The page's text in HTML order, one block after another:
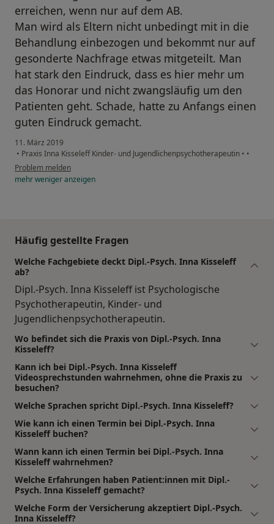
erreichen, wenn nur auf dem AB.
Man wird als Eltern nicht unbedingt mit in die
Behandlung einbezogen und bekommt nur auf
gesonderte Nachfrage etwas mitgeteilt. Man
hat stark den Eindruck, dass es hier mehr um
das Honorar und nicht zwangsläufig um den
Patienten geht. Schade, hatte zu Anfangs einen
guten Eindruck gemacht.
11. März 2019
• Praxis Inna Kisseleff Kinder- und Jugendlichenpsychotherapeutin • •
Problem melden
mehrwenigeranzeigen
Häufig gestellte Fragen
Welche Fachgebiete deckt Dipl.-Psych. Inna Kisseleff
ab?
Dipl.-Psych. Inna Kisseleff ist Psychologische
Psychotherapeutin, Kinder- und
Jugendlichenpsychotherapeutin.
Wo befindet sich die Praxis von Dipl.-Psych. Inna
Kisseleff?
Kann ich bei Dipl.-Psych. Inna Kisseleff
Videosprechstunden wahrnehmen, ohne die Praxis zu
besuchen?
Welche Sprachen spricht Dipl.-Psych. Inna Kisseleff?
Wie kann ich einen Termin bei Dipl.-Psych. Inna
Kisseleff buchen?
Wann kann ich einen Termin bei Dipl.-Psych. Inna
Kisseleff wahrnehmen?
Welche Erfahrungen haben Patient:innen mit Dipl.-
Psych. Inna Kisseleff gemacht?
Welche Form der Versicherung akzeptiert Dipl.-Psych.
Inna Kisseleff?